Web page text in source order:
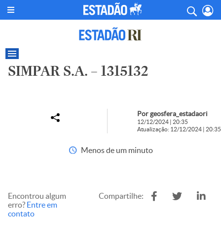
SIMPAR S.A. – 1315132
Por geosfera_estadaori
12/12/2024 | 20:35
Atualização: 12/12/2024 | 20:35
Menos de um minuto
Encontrou algum
erro? Entre em
contato
Compartilhe: